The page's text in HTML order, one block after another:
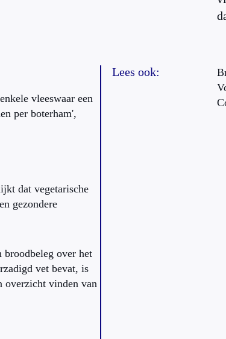
vleeswaar een
per boterham',
dat vegetarische
gezondere
over het
vet bevat, is
overzicht vinden van
Lees ook: